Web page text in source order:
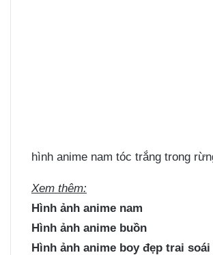
hình anime nam tóc trắng trong
Xem thêm:
Hình ảnh anime nam
Hình ảnh anime buồn
Hình ảnh anime boy đẹp trai soái